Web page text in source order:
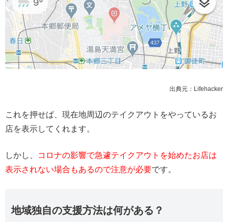
出典元：Lifehacker
これを押せば、現在地周辺のテイクアウトをやっているお
店を表示してくれます。
しかし、
コロナの影響で急遽テイクアウトを始めたお店は
表示されない場合もあるので注意が必要です。
地域独自の支援方法は何がある？